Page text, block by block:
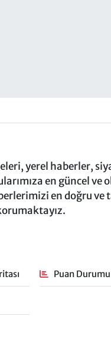
yerel haberler,
en güncel ve
en doğru ve
Puan